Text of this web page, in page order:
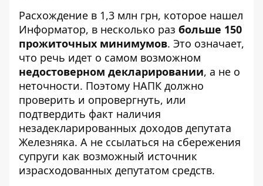
Расхождение в 1,3 млн грн, которое нашел
Информатор, в несколько раз больше 150
прожиточных минимумов. Это означает,
что речь идет о самом возможном
недостоверном декларировании, а не о
неточности. Поэтому НАПК должно
проверить и опровергнуть, или
подтвердить факт наличия
незадекларированных доходов депутата
Железняка. А не ссылаться на сбережения
супруги как возможный источник
израсходованных депутатом средств.